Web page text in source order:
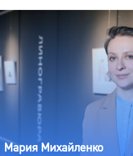
Мария Михайленко